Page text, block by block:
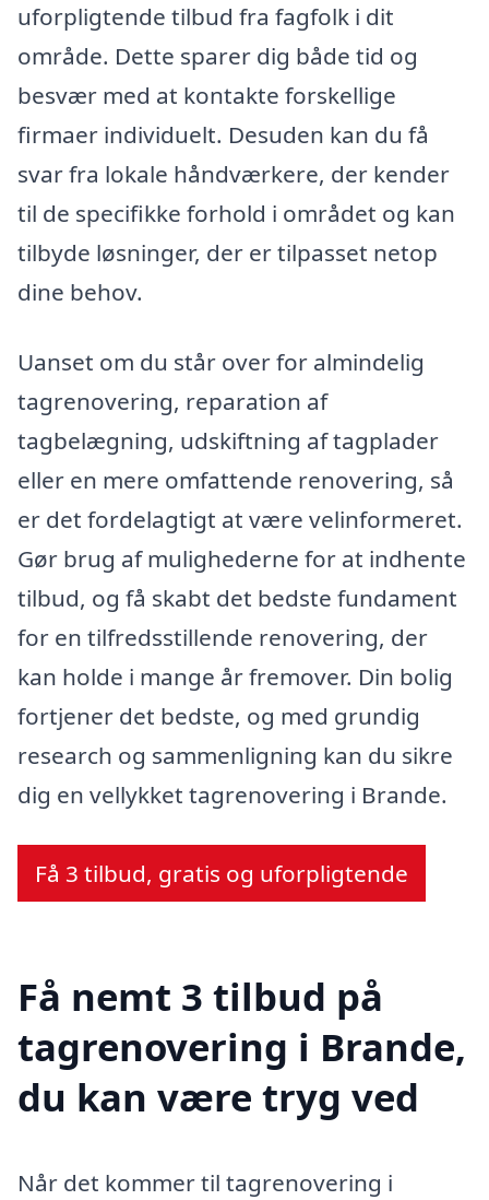
uforpligtende tilbud fra fagfolk i dit
område. Dette sparer dig både tid og
besvær med at kontakte forskellige
firmaer individuelt. Desuden kan du få
svar fra lokale håndværkere, der kender
til de specifikke forhold i området og kan
tilbyde løsninger, der er tilpasset netop
dine behov.
Uanset om du står over for almindelig
tagrenovering, reparation af
tagbelægning, udskiftning af tagplader
eller en mere omfattende renovering, så
er det fordelagtigt at være velinformeret.
Gør brug af mulighederne for at indhente
tilbud, og få skabt det bedste fundament
for en tilfredsstillende renovering, der
kan holde i mange år fremover. Din bolig
fortjener det bedste, og med grundig
research og sammenligning kan du sikre
dig en vellykket tagrenovering i Brande.
Få 3 tilbud, gratis og uforpligtende
Få nemt 3 tilbud på
tagrenovering i Brande,
du kan være tryg ved
Når det kommer til tagrenovering i